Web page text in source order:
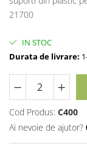
Piese de schimb
Biciclete/ trotinete
21700
IN STOC
Durata de livrare:
Cod Produs: C400
Ai nevoie de ajutor?